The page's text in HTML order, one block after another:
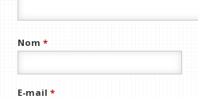
Nom*
E-mail*